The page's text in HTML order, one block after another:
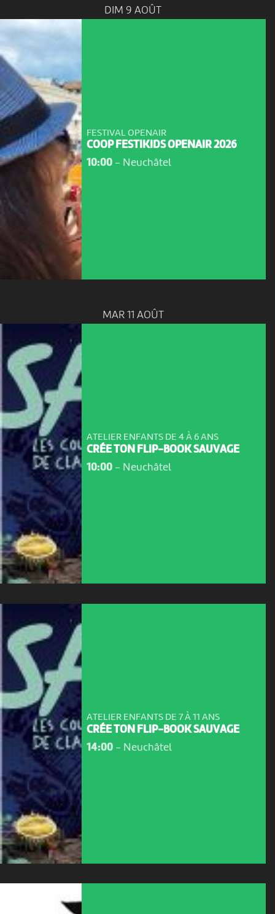
DIM 9 AOÛT
FESTIVAL OPENAIR
COOP FESTIKIDS OPENAIR 2026
10:00- Neuchâtel
MAR 11 AOÛT
ATELIER ENFANTS DE 4 À 6 ANS
CRÉE TON FLIP-BOOK SAUVAGE
10:00- Neuchâtel
ATELIER ENFANTS DE 7 À 11 ANS
CRÉE TON FLIP-BOOK SAUVAGE
14:00- Neuchâtel